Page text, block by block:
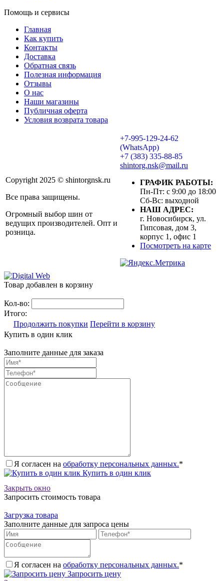
Помощь и сервисы
Главная
Как купить
Контакты
Доставка
Обратная связь
Полезная информация
Отзывы
О нас
Наши магазины
Публичная оферта
Условия возврата товара
Copyright 2025 © shintorgnsk.ru
Все права защищены.
Огромный выбор шин от
ведущих производителей. Опт и
розница.
+7-995-129-24-62
(WhatsApp)
+7 (383) 335-88-85
shintorg.nsk@mail.ru
ГРАФИК РАБОТЫ:
Пн-Пт: с 9:00 до 18:00
Сб-Вс: выходной
НАШ АДРЕС:
г. Новосибирск, ул.
Гипсовая, дом 3,
корпус 1, офис 1
Посмотреть на карте
Товар добавлен в корзину
Кол-во:
Итого:
Продолжить покупки Перейти в корзину
Купить в один клик
Заполните данные для заказа
Я согласен на обработку персональных данных.*
Купить в один клик
Закрыть окно
Запросить стоимость товара
Загрузка товара
Заполните данные для запроса цены
Я согласен на обработку персональных данных.*
Запросить цену